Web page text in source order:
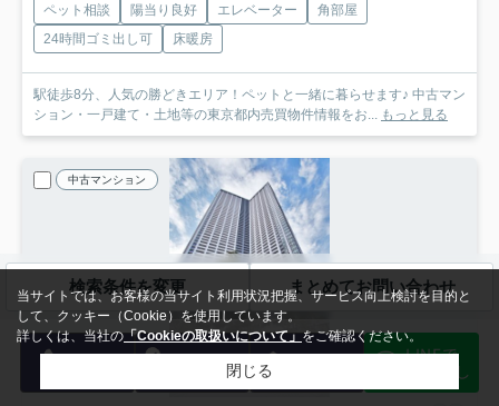
ペット相談 陽当り良好 エレベーター
角部屋
24時間ゴミ出し可
床暖房
駅徒歩8分、人気の勝どきエリア！ペットと一緒に暮らせます♪ 中古マン
ション・一戸建て・土地等の東京都内売買物件情報をお...
もっと見る
中古マンション
検索条件を変更 まとめてお問い合わせ
電話 会員登録 メール
LINEで
物件探し
当サイトでは、お客様の当サイト利用状況把握、サービス向上検討を目的と
して、クッキー（Cookie）を使用しています。
詳しくは、当社の「Cookieの取扱いについて」をご確認ください。
閉じる